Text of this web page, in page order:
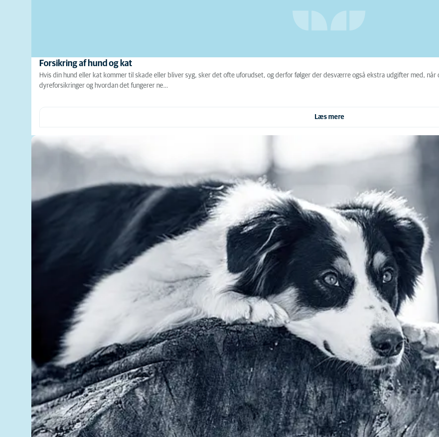
Forsikring af hund og kat
Hvis din hund eller kat kommer til skade eller bliver syg, sker det ofte uforudset, og derfor følger der desværre også ekstra udgifter med,
dyreforsikringer og hvordan det fungerer ne…
Læs mere